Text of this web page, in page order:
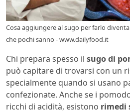
Cosa aggiungere al sugo per farlo
che pochi sanno - www.dailyfood.it
Chi prepara spesso il sugo di
può capitare di trovarsi con un
specialmente quando si usano
confezionate. Anche se i
ricchi di acidità, esistono rimedi